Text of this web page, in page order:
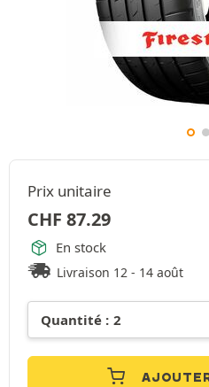
Prix unitaire
CHF 87.29
En stock
Livraison 12 - 14 août